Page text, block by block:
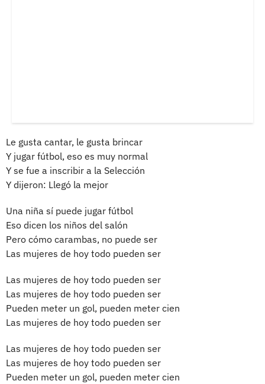
Le gusta cantar, le gusta brincar
Y jugar fútbol, eso es muy normal
Y se fue a inscribir a la Selección
Y dijeron: Llegó la mejor
Una niña sí puede jugar fútbol
Eso dicen los niños del salón
Pero cómo carambas, no puede ser
Las mujeres de hoy todo pueden ser
Las mujeres de hoy todo pueden ser
Las mujeres de hoy todo pueden ser
Pueden meter un gol, pueden meter cien
Las mujeres de hoy todo pueden ser
Las mujeres de hoy todo pueden ser
Las mujeres de hoy todo pueden ser
Pueden meter un gol, pueden meter cien